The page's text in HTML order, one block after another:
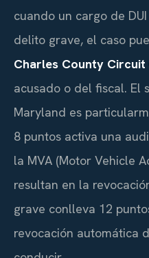
cuando un cargo de
delito grave, el caso
Charles County
acusado o del fiscal. El
Maryland es
8 puntos activa una
la MVA (Motor Vehicle
resultan en la
grave conlleva 12
revocación automática